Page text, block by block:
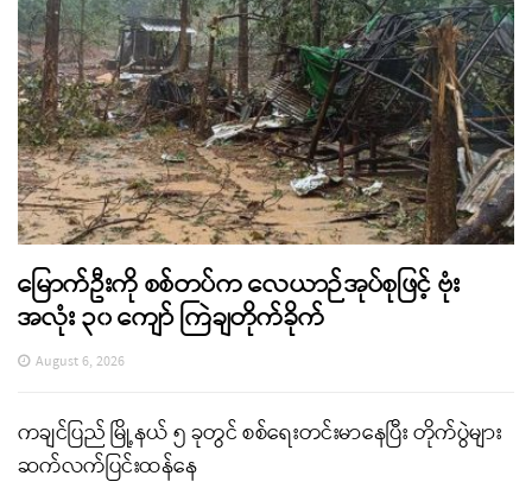
မြောက်ဦးကို စစ်တပ်က လေယာဉ်အုပ်စုဖြင့် ဗုံး
အလုံး ၃၀ ကျော် ကြဲချတိုက်ခိုက်
August 6, 2026
ကချင်ပြည် မြို့နယ် ၅ ခုတွင် စစ်ရေးတင်းမာနေပြီး တိုက်ပွဲများ
ဆက်လက်ပြင်းထန်နေ